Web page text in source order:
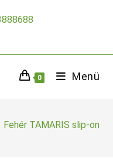
0 Menü
Fehér TAMARIS slip-on